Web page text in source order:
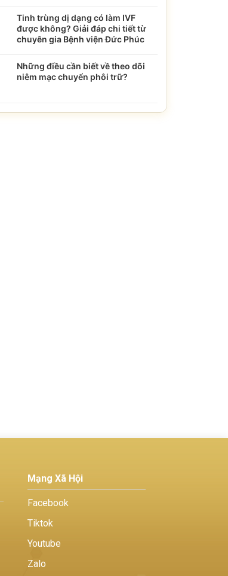
Tinh trùng dị dạng có làm IVF
được không? Giải đáp chi tiết từ
chuyên gia Bệnh viện Đức Phúc
Những điều cần biết về theo dõi
niêm mạc chuyển phôi trữ?
Mạng Xã Hội
Facebook
Tiktok
Youtube
Zalo